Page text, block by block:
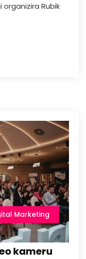
organizira Rubik
Marketing
kameru